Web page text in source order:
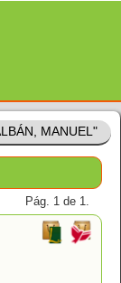
MANUEL"
Pág. 1 de 1.